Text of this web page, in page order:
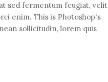
sed fermentum feugiat, velit
enim. This is Photoshop's
sollicitudin, lorem quis